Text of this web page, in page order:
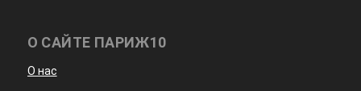
О САЙТЕ ПАРИЖ10
О нас